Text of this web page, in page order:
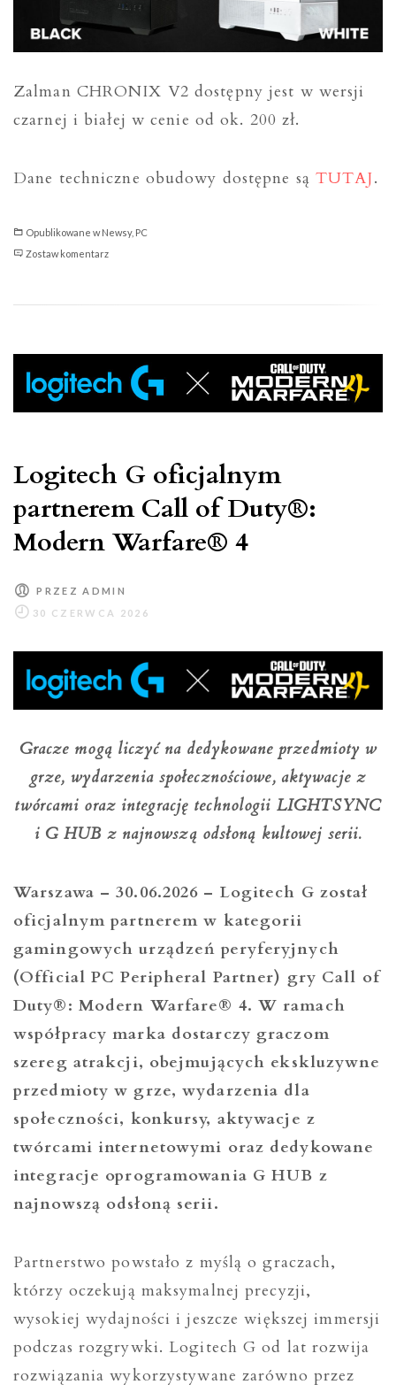
Zalman CHRONIX V2 dostępny jest w wersji
czarnej i białej w cenie od ok. 200 zł.
Dane techniczne obudowy dostępne są TUTAJ.
Opublikowane wNewsy, PC
Zostaw komentarzZalman
obudowa
Logitech G oficjalnym
partnerem Call of Duty®:
Modern Warfare® 4
PRZEZADMIN
Gracze mogą liczyć na dedykowane przedmioty w
grze, wydarzenia społecznościowe, aktywacje z
twórcami oraz integrację technologii LIGHTSYNC
i G HUB z najnowszą odsłoną kultowej serii.
Warszawa – 30.06.2026 – Logitech G został
oficjalnym partnerem w kategorii
gamingowych urządzeń peryferyjnych
(Official PC Peripheral Partner) gry Call of
Duty®: Modern Warfare® 4. W ramach
współpracy marka dostarczy graczom
szereg atrakcji, obejmujących ekskluzywne
przedmioty w grze, wydarzenia dla
społeczności, konkursy, aktywacje z
twórcami internetowymi oraz dedykowane
integracje oprogramowania G HUB z
najnowszą odsłoną serii.
Partnerstwo powstało z myślą o graczach,
którzy oczekują maksymalnej precyzji,
wysokiej wydajności i jeszcze większej immersji
podczas rozgrywki. Logitech G od lat rozwija
rozwiązania wykorzystywane zarówno przez